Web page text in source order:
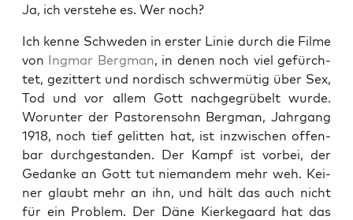
Ja, ich ver­ste­he es. Wer noch?
Ich ken­ne Schwe­den in ers­ter Linie durch die Fil­me
von Ing­mar Berg­man, in denen noch viel gefürch­
tet, gezit­tert und nor­disch schwer­mü­tig über Sex,
Tod und vor allem Gott nach­ge­grü­belt wur­de.
Wor­un­ter der Pas­to­ren­sohn Berg­man, Jahr­gang
1918, noch tief gelit­ten hat, ist inzwi­schen offen­
bar durch­ge­stan­den. Der Kampf ist vor­bei, der
Gedan­ke an Gott tut nie­man­dem mehr weh. Kei­
ner glaubt mehr an ihn, und hält das auch nicht
für ein Pro­blem. Der Däne Kier­ke­gaard hat das